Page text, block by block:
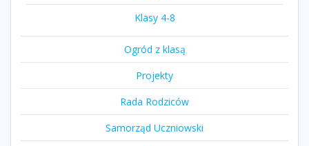
Klasy 4-8
Ogród z klasą
Projekty
Rada Rodziców
Samorząd Uczniowski